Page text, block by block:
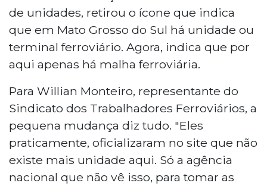
de unidades, retirou o ícone que indica
que em Mato Grosso do Sul há unidade ou
terminal ferroviário. Agora, indica que por
aqui apenas há malha ferroviária.
Para Willian Monteiro, representante do
Sindicato dos Trabalhadores Ferroviários, a
pequena mudança diz tudo. "Eles
praticamente, oficializaram no site que não
existe mais unidade aqui. Só a agência
nacional que não vê isso, para tomar as